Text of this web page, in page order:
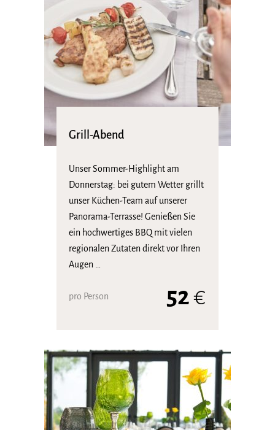
Grill-Abend
Unser Sommer-Highlight am
Donnerstag: bei gutem Wetter grillt
unser Küchen-Team auf unserer
Panorama-Terrasse! Genießen Sie
ein hochwertiges BBQ mit vielen
regionalen Zutaten direkt vor Ihren
Augen …
pro Person 52€